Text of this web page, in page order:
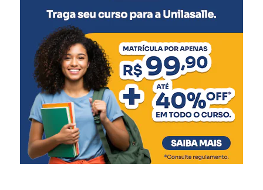
“O acolhimento
institucional exige uma
estrutura adequada e um
ambiente que transmita
cuidado e segurança. Este
novo espaço amplia nossa
capacidade de atendimento
e garante mais qualidade
de vida às crianças e